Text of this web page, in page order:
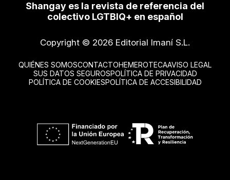
Shangay es la revista de referencia del
colectivo LGTBIQ+ en español
Copyright © 2026 Editorial Imaní S.L.
QUIÉNES SOMOSCONTACTOHEMEROTECAAVISO LEGAL
SUS DATOS SEGUROSPOLÍTICA DE PRIVACIDAD
POLÍTICA DE COOKIESPOLÍTICA DE ACCESIBILIDAD